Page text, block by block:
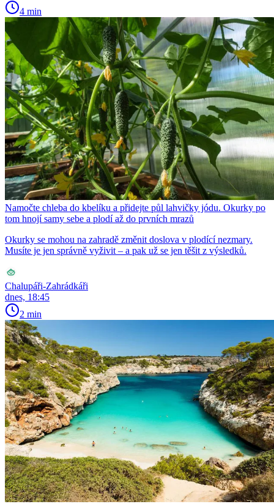
4 min
Namočte chleba do kbelíku a přidejte půl lahvičky jódu. Okurky po
tom hnojí samy sebe a plodí až do prvních mrazů
Okurky se mohou na zahradě změnit doslova v plodící nezmary.
Musíte je jen správně vyživit – a pak už se jen těšit z výsledků.
Chalupáři-Zahrádkáři
dnes, 18:45
2 min